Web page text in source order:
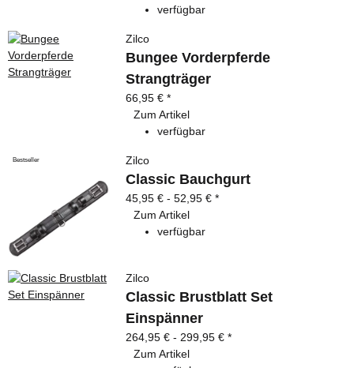
verfügbar
Zilco
Bungee Vorderpferde
Strangträger
66,95 €*
Zum Artikel
verfügbar
Bestseller Zilco
Classic Bauchgurt
45,95 € -52,95 €*
Zum Artikel
verfügbar
Zilco
Classic Brustblatt Set
Einspänner
264,95 € -299,95 €*
Zum Artikel